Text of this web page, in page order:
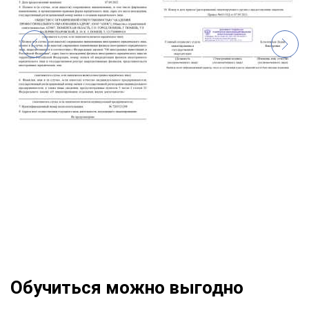
Обучиться можно выгодно